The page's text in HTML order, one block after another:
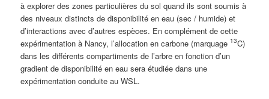
à explorer des zones particulières du sol quand ils sont soumis à
des niveaux distincts de disponibilité en eau (sec / humide) et
d’interactions avec d’autres espèces. En complément de cette
expérimentation à Nancy, l’allocation en carbone (marquage 13C)
dans les différents compartiments de l’arbre en fonction d’un
gradient de disponibilité en eau sera étudiée dans une
expérimentation conduite au WSL.